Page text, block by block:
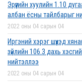
Эрүүгийн хуулийн 1.10
албан ёсны тайлбарыг
2022 оны 04 сарын 04
Иргэний хэрэг шүүхэд
зүйлийн 106.3 дахь
нийтэллээ
2022 оны 04 сарын 04